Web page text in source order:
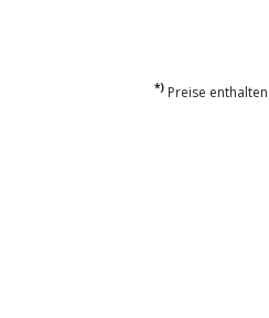
*)Preise